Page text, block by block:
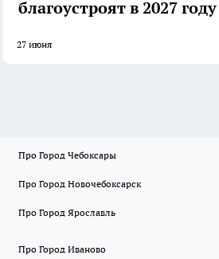
благоустроят в 2027
27 июня
Про Город Чебоксары
Про Город Новочебоксарск
Про Город Ярославль
Про Город Иваново